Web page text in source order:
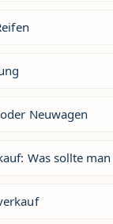
Neuwagen
Was sollte man